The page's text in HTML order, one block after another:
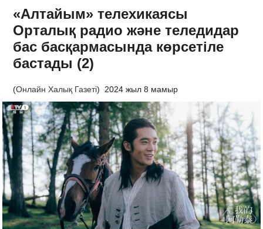
«Алтайым» телехикаясы
Орталық радио және теледидар
бас басқармасында көрсетіле
бастады (2)
(Онлайн Халық Газеті) 2024 жыл 8 мамыр